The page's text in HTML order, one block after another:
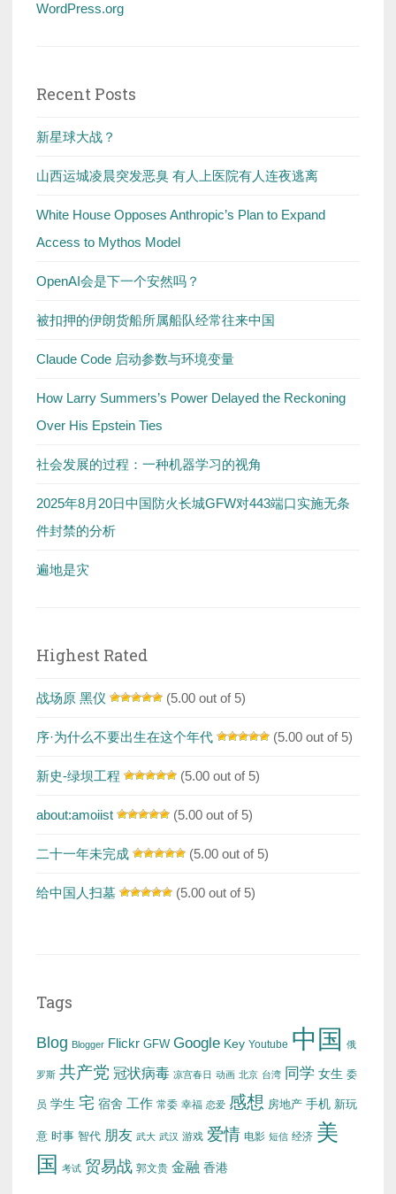
WordPress.org
Recent Posts
新星球大战？
山西运城凌晨突发恶臭 有人上医院有人连夜逃离
White House Opposes Anthropic’s Plan to Expand
Access to Mythos Model
OpenAI会是下一个安然吗？
被扣押的伊朗货船所属船队经常往来中国
Claude Code 启动参数与环境变量
How Larry Summers’s Power Delayed the Reckoning
Over His Epstein Ties
社会发展的过程：一种机器学习的视角
2025年8月20日中国防火长城GFW对443端口实施无条
件封禁的分析
遍地是灾
Highest Rated
战场原 黑仪 (5.00 out of 5)
序·为什么不要出生在这个年代 (5.00 out of 5)
新史-绿坝工程 (5.00 out of 5)
about:amoiist (5.00 out of 5)
二十一年未完成 (5.00 out of 5)
给中国人扫墓 (5.00 out of 5)
Tags
Blog Blogger Flickr GFW Google Key Youtube 中国 俄
罗斯 共产党 冠状病毒 凉宫春日 动画 北京 台湾 同学 女生 委
员 学生 宅 宿舍 工作 常委 幸福 恋爱 感想 房地产 手机 新玩
意 时事 智代 朋友 武大 武汉 游戏 爱情 电影 短信 经济 美
国
考试 贸易战 郭文贵 金融 香港